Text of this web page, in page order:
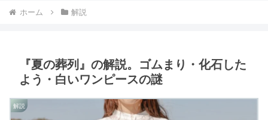
ホーム 解説
『夏の葬列』の解説。ゴムまり・化石した
よう・白いワンピースの謎
解説